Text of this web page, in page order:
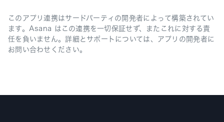
このアプリ連携はサードパーティの開発者によって構築されてい
ます。Asana はこの連携を一切保証せず、またこれに対する責
任を負いません。詳細とサポートについては、アプリの開発者に
お問い合わせください。